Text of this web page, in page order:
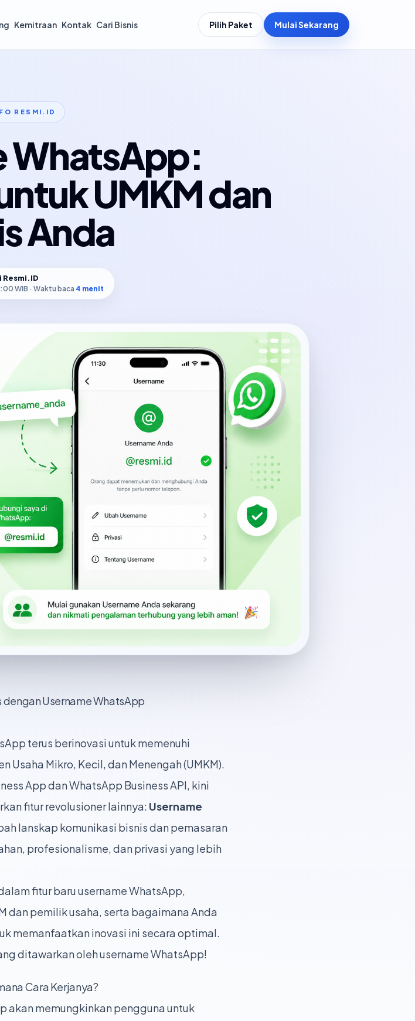
Kemitraan Kontak Cari Bisnis Pilih Paket Mulai Sekarang
RESMI.ID
WhatsApp:
UMKM dan
Anda
Resmi.ID
WIB · Waktu baca 4 menit
dengan Username WhatsApp
terus berinovasi untuk memenuhi
Usaha Mikro, Kecil, dan Menengah (UMKM).
App dan WhatsApp Business API, kini
fitur revolusioner lainnya: Username
lanskap komunikasi bisnis dan pemasaran
profesionalisme, dan privasi yang lebih
fitur baru username WhatsApp,
dan pemilik usaha, serta bagaimana Anda
memanfaatkan inovasi ini secara optimal.
ditawarkan oleh username WhatsApp!
Cara Kerjanya?
akan memungkinkan pengguna untuk